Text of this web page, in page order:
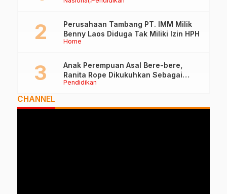
Penilai Lakukan Visitasi di Ternate
Home
Perusahaan Tambang PT. IMM Milik
Benny Laos Diduga Tak Miliki Izin HPH
Pendidikan
Anak Perempuan Asal Bere-bere,
Ranita Rope Dikukuhkan Sebagai
Guru Besar dan Rektor Ummu
CHANNEL